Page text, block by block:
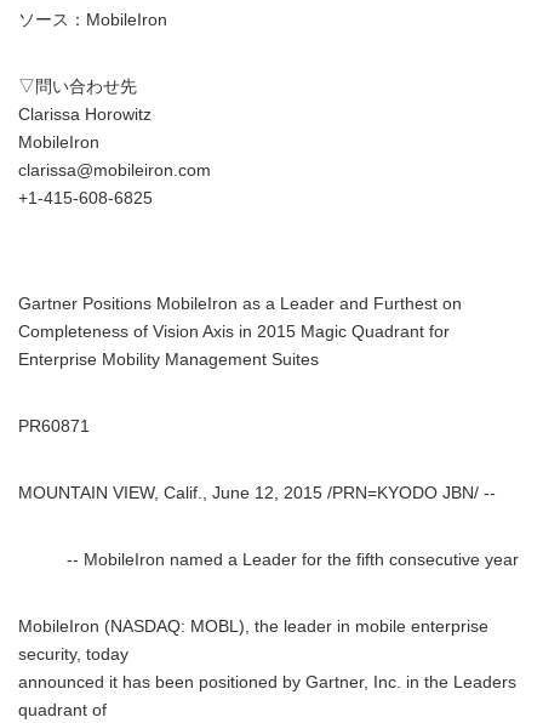
ソース：MobileIron
▽問い合わせ先
Clarissa Horowitz
MobileIron
clarissa@mobileiron.com
+1-415-608-6825
Gartner Positions MobileIron as a Leader and Furthest on
Completeness of Vision Axis in 2015 Magic Quadrant for
Enterprise Mobility Management Suites
PR60871
MOUNTAIN VIEW, Calif., June 12, 2015 /PRN=KYODO JBN/ --
-- MobileIron named a Leader for the fifth consecutive year
MobileIron (NASDAQ: MOBL), the leader in mobile enterprise
security, today
announced it has been positioned by Gartner, Inc. in the Leaders
quadrant of